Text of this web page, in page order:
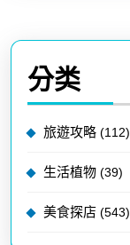
分类
旅遊攻略 (112)
生活植物 (39)
美食探店 (543)